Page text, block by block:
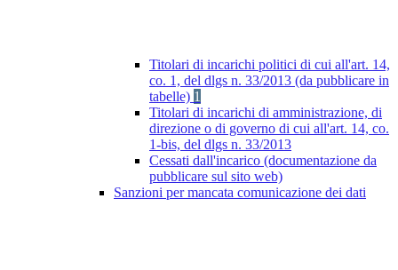
Titolari di incarichi politici di cui all'art. 14,
co. 1, del dlgs n. 33/2013 (da pubblicare in
tabelle) 1
Titolari di incarichi di amministrazione, di
direzione o di governo di cui all'art. 14, co.
1-bis, del dlgs n. 33/2013
Cessati dall'incarico (documentazione da
pubblicare sul sito web)
Sanzioni per mancata comunicazione dei dati